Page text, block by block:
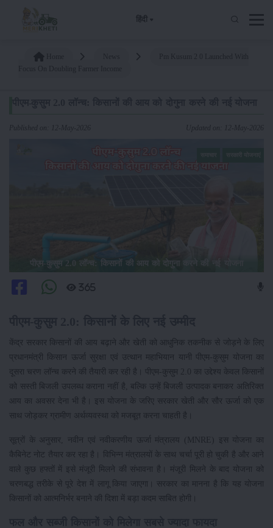
हिंदी
Published on: 12-May-2026 Updated on: 12-May-2026
पीएम-कुसुम 2.0 लॉन्च: किसानों की आय को दोगुना करने की नई योजना
365
केंद्र सरकार किसानों की आय बढ़ाने और खेती को आधुनिक तकनीक से जोड़ने के लिए
प्रधानमंत्री किसान ऊर्जा सुरक्षा एवं उत्थान महाभियान यानी पीएम-कुसुम योजना का
दूसरा चरण लॉन्च करने की तैयारी कर रही है। पीएम-कुसुम 2.0 का उद्देश्य केवल किसानों
को सस्ती बिजली उपलब्ध कराना नहीं है, बल्कि उन्हें बिजली उत्पादक बनाकर अतिरिक्त
आय का अवसर देना भी है। इस योजना के जरिए सरकार खेती और सौर ऊर्जा को एक
साथ जोड़कर ग्रामीण अर्थव्यवस्था को मजबूत करना चाहती है।
सूत्रों के अनुसार, नवीन एवं नवीकरणीय ऊर्जा मंत्रालय (MNRE) इस योजना का
कैबिनेट नोट तैयार कर रहा है। विभिन्न मंत्रालयों के साथ चर्चा पूरी हो चुकी है और आने
वाले कुछ हफ्तों में इसे मंजूरी मिलने की संभावना है। मंजूरी मिलने के बाद योजना को
चरणबद्ध तरीके से पूरे देश में लागू किया जाएगा। सरकार का मानना है कि यह योजना
किसानों को आत्मनिर्भर बनाने की दिशा में बड़ा कदम साबित होगी।